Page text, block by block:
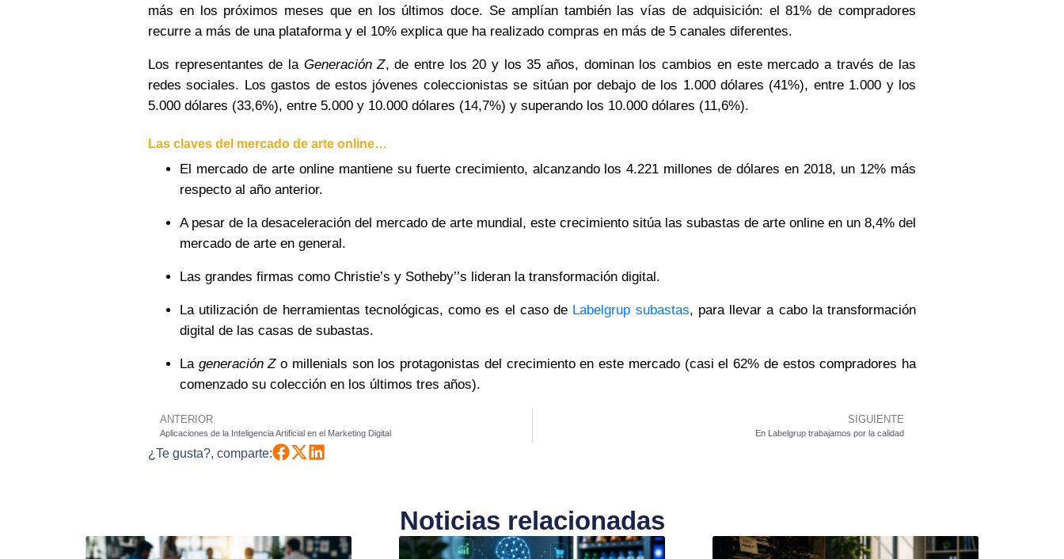
más en los próximos meses que en los últimos doce. Se amplían también las vías de adquisición: el 81% de compradores
recurre a más de una plataforma y el 10% explica que ha realizado compras en más de 5 canales diferentes.
Los representantes de la Generación Z, de entre los 20 y los 35 años, dominan los cambios en este mercado a través de las
redes sociales. Los gastos de estos jóvenes coleccionistas se sitúan por debajo de los 1.000 dólares (41%), entre 1.000 y los
5.000 dólares (33,6%), entre 5.000 y 10.000 dólares (14,7%) y superando los 10.000 dólares (11,6%).
Las claves del mercado de arte online…
El mercado de arte online mantiene su fuerte crecimiento, alcanzando los 4.221 millones de dólares en 2018, un 12% más
respecto al año anterior.
A pesar de la desaceleración del mercado de arte mundial, este crecimiento sitúa las subastas de arte online en un 8,4% del
mercado de arte en general.
Las grandes firmas como Christie’s y Sotheby’’s lideran la transformación digital.
La utilización de herramientas tecnológicas, como es el caso de Labelgrup subastas, para llevar a cabo la transformación
digital de las casas de subastas.
La generación Zo millenials son los protagonistas del crecimiento en este mercado (casi el 62% de estos compradores ha
comenzado su colección en los últimos tres años).
ANTERIOR
Aplicaciones de la Inteligencia Artificial en el Marketing Digital
SIGUIENTE
En Labelgrup trabajamos por la calidad
¿Te gusta?, comparte:
Noticias relacionadas